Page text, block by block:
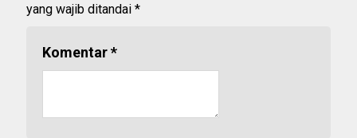
yang wajib ditandai *
Komentar*